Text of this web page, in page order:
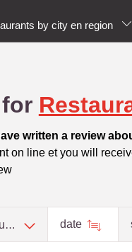
by city en region
written a review
on line et you will
Language date